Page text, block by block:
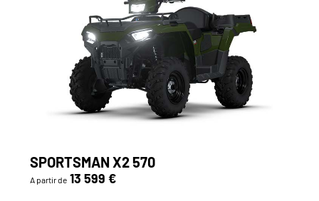
SPORTSMAN X2 570
A partir de 13 599 €